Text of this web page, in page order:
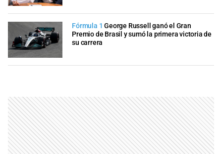
Fórmula 1 George Russell ganó el Gran
Premio de Brasil y sumó la primera victoria de
su carrera